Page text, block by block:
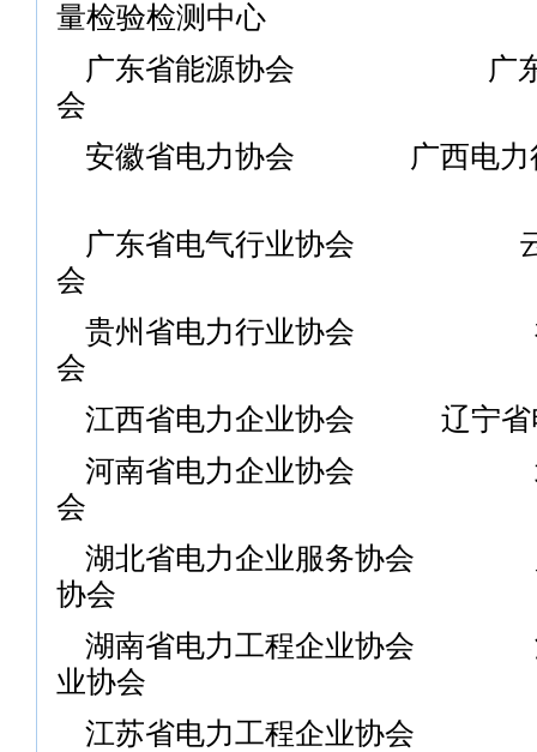
量检验检测中心
广东省能源协会
广东省
会
安徽省电力协会
广西电
广东省电气行业协会
云南省
会
贵州省电力行业协会 福
会
江西省电力企业协会
辽宁
河南省电力企业协会 北
会
湖北省电力企业服务协会 广
协会
湖南省电力工程企业协会 海
业协会
江苏省电力工程企业协会 四